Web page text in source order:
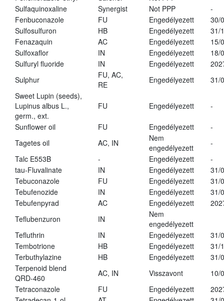
Sulfaquinoxaline
Synergist Not PPP
-
Fenbuconazole
FU Engedélyezett
30/
Sulfosulfuron
HB Engedélyezett
31/
Fenazaquin
AC Engedélyezett
15/
Sulfoxaflor
IN Engedélyezett
18/
Sulfuryl fluoride
IN Engedélyezett
Sulphur
FU, AC,
RE
Engedélyezett
31/
Sweet Lupin (seeds),
Lupinus albus L.,
germ., ext.
FU Engedélyezett -
Sunflower oil FU Engedélyezett
-
Tagetes oil
AC, IN
Nem
engedélyezett
-
Talc E553B
- Engedélyezett
-
tau-Fluvalinate
IN Engedélyezett
31/
Tebuconazole
FU Engedélyezett
31/
Tebufenozide
IN Engedélyezett
31/
Tebufenpyrad
AC Engedélyezett
Teflubenzuron
IN
Nem
engedélyezett
Tefluthrin
IN Engedélyezett
31/
Tembotrione
HB Engedélyezett
31/
Terbuthylazine
HB Engedélyezett
31/
Terpenoid blend
QRD-460
AC, IN Visszavont
10/
Tetraconazole
FU Engedélyezett